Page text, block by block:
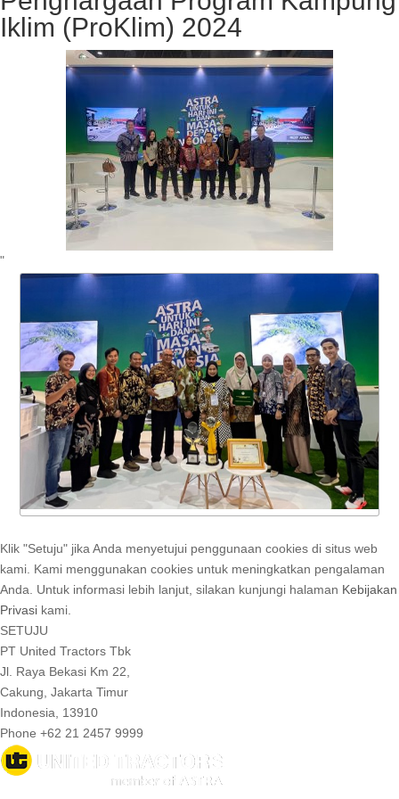
Iklim (ProKlim) 2024
"
Klik "Setuju" jika Anda menyetujui penggunaan cookies di situs web
kami. Kami menggunakan cookies untuk meningkatkan pengalaman
Anda. Untuk informasi lebih lanjut, silakan kunjungi halaman Kebijakan
Privasi kami.
SETUJU
PT United Tractors Tbk
Jl. Raya Bekasi Km 22,
Cakung, Jakarta Timur
Indonesia, 13910
Phone +62 21 2457 9999